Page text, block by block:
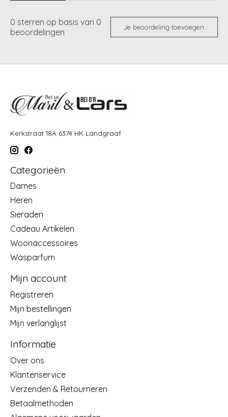
0 sterren op basis van 0
beoordelingen
Je beoordeling toevoegen
Kerkstraat 18A 6374 HK Landgraaf
Categorieën
Dames
Heren
Sieraden
Cadeau Artikelen
Woonaccessoires
Wasparfum
Mijn account
Registreren
Mijn bestellingen
Mijn verlanglijst
Informatie
Over ons
Klantenservice
Verzenden & Retourneren
Betaalmethoden